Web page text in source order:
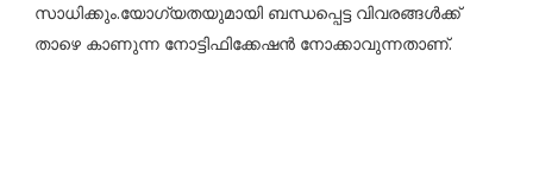
സാധിക്കും.യോഗ്യതയുമായി ബന്ധപ്പെട്ട വിവരങ്ങൾക്ക്
താഴെ കാണുന്ന നോട്ടിഫിക്കേഷൻ നോക്കാവുന്നതാണ്.